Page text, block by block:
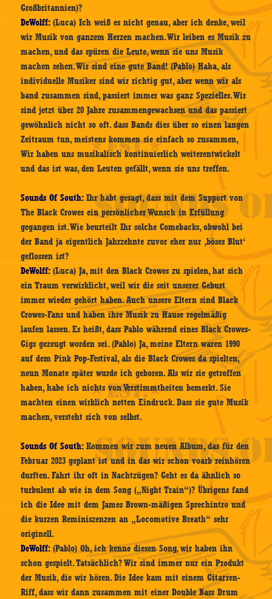
Großbritannien)?
DeWolff:(Luca) Ich weiß es nicht genau, aber ich denke, weil
wir Musik von ganzem Herzen machen. Wir leiben es Musik zu
machen, und das spüren die Leute, wenn sie uns Musik
machen sehen. Wir sind eine gute Band! (Pablo) Haha, als
individuelle Musiker sind wir richtig gut, aber wenn wir als
band zusammen sind, passiert immer was ganz Spezielles. Wir
sind jetzt über 20 Jahre zusammengewachsen und das passiert
gewöhnlich nicht so oft. dass Bands dies über so einen langen
Zeitraum tun, meistens kommen sie einfach so zusammen,
Wir haben uns musikalisch kontinuierlich weiterentwickelt
und das ist was, den Leuten gefällt, wenn sie uns treffen.
Sounds Of South:Ihr habt gesagt, dass mit dem Support von
The Black Crowes ein persönlicher Wunsch in Erfüllung
gegangen ist. Wie beurteilt Ihr solche Comebacks, obwohl bei
der Band ja eigentlich Jahrzehnte zuvor eher nur ‚böses Blut‘
geflossen ist?
DeWolff:(Luca) Ja, mit den Black Crowes zu spielen, hat sich
ein Traum verwirklicht, weil wir die seit unserer Geburt
immer wieder gehört haben. Auch unsere Eltern sind Black
Crowes-Fans und haben ihre Musik zu Hause regelmäßig
laufen lassen. Es heißt, dass Pablo während eines Black Crowes-
Gigs gezeugt worden sei. (Pablo) Ja, meine Eltern waren 1990
auf dem Pink Pop-Festival, als die Black Crowes da spielten,
neun Monate später wurde ich geboren. Als wir sie getroffen
haben, habe ich nichts von Verstimmtheiten bemerkt. Sie
machten einen wirklich netten Eindruck. Dass sie gute Musik
machen, versteht sich von selbst.
Sounds Of South:Kommen wir zum neuen Album, das für den
Februar 2023 geplant ist und in das wir schon voarb reinhören
durften. Fahrt ihr oft in Nachtzügen? Geht es da ähnlich so
turbulent ab wie in dem Song („Night Train“)? Übrigens fand
ich die Idee mit dem James Brown-mäßigen Sprechintro und
die kurzen Reminiszenzen an „Locomotive Breath“ sehr
originell.
DeWolff:(Pablo) Oh, ich kenne diesen Song, wir haben ihn
schon gespielt. Tatsächlich? Wir sind immer nur ein Produkt
der Musik, die wir hören. Die Idee kam mit einem Gitarren-
Riff, dass wir dann zusammen mit einer Double Bass Drum